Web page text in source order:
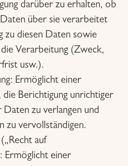
darüber zu erhalten, ob
über sie verarbeitet
zu diesen Daten sowie
Verarbeitung (Zweck,
usw.).
Ermöglicht einer
Berichtigung unrichtiger
zu verlangen und
zu vervollständigen.
auf
Ermöglicht einer